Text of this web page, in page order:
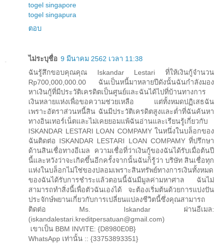
togel singapore
togel singapura
ตอบ
ไม่ระบุชื่อ 9 มีนาคม 2562 เวลา 11:38
ฉันรู้สึกขอบคุณคุณ Iskandar Lestari ที่ให้เงินกู้จำนวน
Rp700,000,000.00 ฉันเป็นหนี้มาหลายปีดังนั้นฉันกำลังมอง
หาเงินกู้ที่มีประวัติเครดิตเป็นศูนย์และฉันได้ไปที่บ้านทางการ
เงินหลายแห่งเพื่อขอความช่วยเหลือ แต่ทั้งหมดปฏิเสธฉัน
เพราะอัตราส่วนหนี้สิน ฉันมีประวัติเครดิตสูงและต่ำที่ฉันค้นหา
ทางอินเทอร์เน็ตและไม่เคยยอมแพ้ฉันอ่านและเรียนรู้เกี่ยวกับ
ISKANDAR LESTARI LOAN COMPAMY ในหนึ่งในบล็อกของ
ฉันติดต่อ ISKANDAR LESTARI LOAN COMPAMY ที่ปรึกษา
ด้านสินเชื่อทางอีเมล ความเชื่อที่ว่าเงินกู้ของฉันได้รับเมื่อต้นปี
นี้และหวังว่าจะเกิดขึ้นอีกครั้งจากนั้นฉันก็รู้ว่า บริษัท สินเชื่อทุก
แห่งในบล็อกไม่ใช่ของปลอมเพราะสินทรัพย์ทางการเงินทั้งหมด
ของฉันได้รับการชำระแล้วตอนนี้ฉันมีมูลค่ามหาศาล ฉันไม่
สามารถทำสิ่งนี้เพื่อตัวฉันเองได้ จะต้องเริ่มต้นด้วยการแบ่งปัน
ประจักษ์พยานเกี่ยวกับการเปลี่ยนแปลงชีวิตนี้ซึ่งคุณสามารถ
ติดต่อ Ms. Iskandar ผ่านอีเมล:
(iskandalestari.kreditpersatuan@gmail.com)
เขาเป็น BBM INVITE: {D8980E0B}
WhatsApp เท่านั้น :: {33753893351}